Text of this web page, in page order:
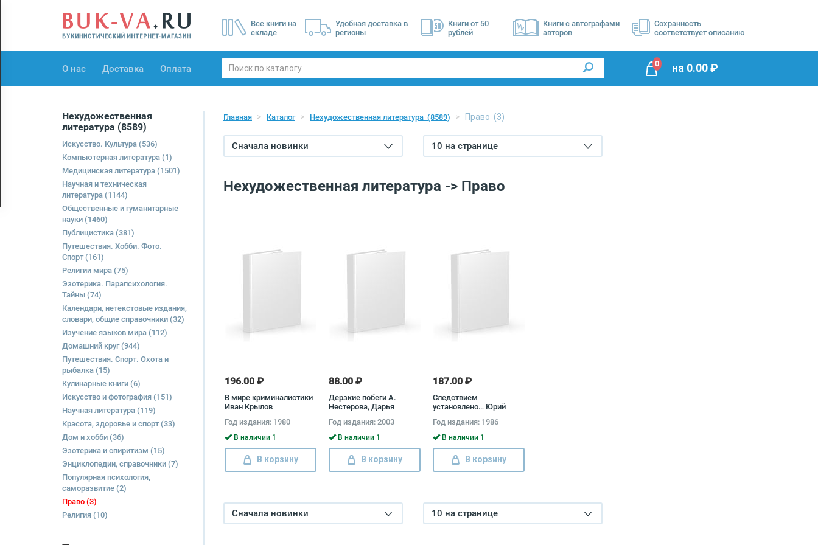
Все книги на
складе
Удобная доставка в
регионы
Книги от 50
рублей
Книги с автографами
авторов
Сохранность
соответствует описанию
О нас Доставка Оплата
О нас
0 на 0.00₽
Нехудожественная
литература (8589)
Искусство. Культура (536)
Компьютерная литература (1)
Медицинская литература (1501)
Научная и техническая
литература (1144)
Общественные и гуманитарные
науки (1460)
Публицистика (381)
Путешествия. Хобби. Фото.
Спорт(161)
Религии мира (75)
Эзотерика. Парапсихология.
Тайны (74)
Календари, нетекстовые издания,
словари, общие справочники (32)
Изучение языков мира (112)
Домашний круг(944)
Путешествия. Спорт. Охота и
рыбалка (15)
Кулинарные книги (6)
Искусство и фотография (151)
Научная литература (119)
Красота, здоровье и спорт(33)
Дом и хобби (36)
Эзотерика и спиритизм (15)
Энциклопедии, справочники (7)
Популярная психология,
саморазвитие (2)
Право (3)
Религия (10)
Главная Каталог Нехудожественная литература (8589) Право (3)
Сначала новинки 10 на странице
Нехудожественная литература -> Право
196.00 ₽
В мире криминалистики
Иван Крылов
Год издания: 1980
В наличии 1
В корзину
88.00 ₽
Дерзкие побеги А.
Нестерова, Дарья
Год издания: 2003
В наличии 1
В корзину
187.00 ₽
Следствием
установлено… Юрий
Год издания: 1986
В наличии 1
В корзину
Сначала новинки 10 на странице